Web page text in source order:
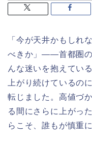
「今が天井かもしれ
べきか」――首都圏の
んな迷いを抱えてい
上がり続けているの
転じました。高値づ
る間にさらに上がっ
らこそ、誰もが慎重